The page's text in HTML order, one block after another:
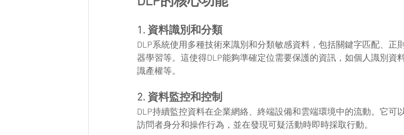
1. 資料識別和分類
DLP系統使用多種技術來識別和分類敏感資料，包括關鍵字匹配、正
器學習等。這使得DLP能夠準確定位需要保護的資訊，如個人識別資
識產權等。
2. 資料監控和控制
DLP持續監控資料在企業網絡、終端設備和雲端環境中的流動。它可
訪問者身分和操作行為，並在發現可疑活動時即時採取行動。